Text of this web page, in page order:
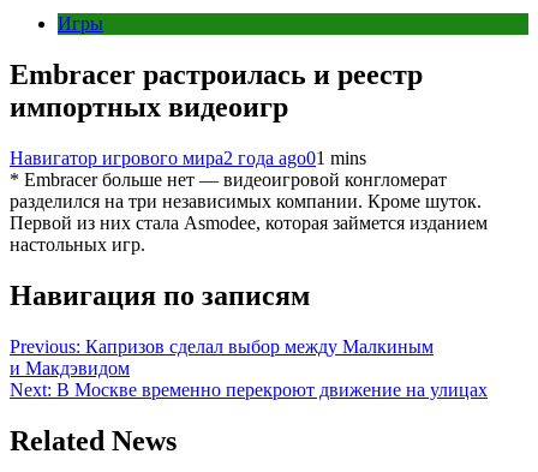
Игры
Embracer растроилась и реестр
импортных видеоигр
Навигатор игрового мира2 года ago01 mins
* Embracer больше нет — видеоигровой конгломерат
разделился на три независимых компании. Кроме шуток.
Первой из них стала Asmodee, которая займется изданием
настольных игр.
Навигация по записям
Previous: Капризов сделал выбор между Малкиным
и Макдэвидом
Next: В Москве временно перекроют движение на улицах
Related News